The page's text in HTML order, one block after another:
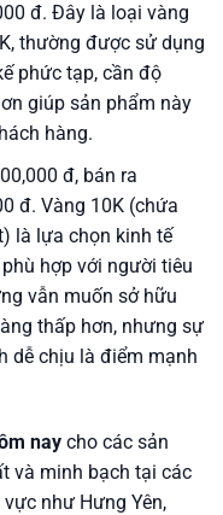
đ. Đây là loại vàng
thường được sử dụng
phức tạp, cần độ
giúp sản phẩm này
hàng.
đ, bán ra
đ. Vàng 10K (chứa
là lựa chọn kinh tế
hợp với người tiêu
vẫn muốn sở hữu
thấp hơn, nhưng sự
dễ chịu là điểm mạnh
nay cho các sản
và minh bạch tại các
như Hưng Yên,